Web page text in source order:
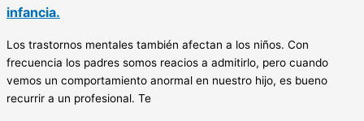
infancia.
Los trastornos mentales también afectan a los niños. Con
frecuencia los padres somos reacios a admitirlo, pero cuando
vemos un comportamiento anormal en nuestro hijo, es bueno
recurrir a un profesional. Te